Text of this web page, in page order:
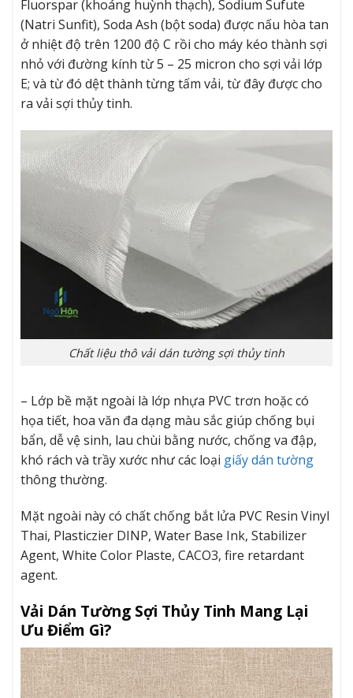
Fluorspar (khoáng huỳnh thạch), Sodium Sufute
(Natri Sunfit), Soda Ash (bột soda) được nấu hòa tan
ở nhiệt độ trên 1200 độ C rồi cho máy kéo thành sợi
nhỏ với đường kính từ 5 – 25 micron cho sợi vải lớp
E; và từ đó dệt thành từng tấm vải, từ đây được cho
ra vải sợi thủy tinh.
Chất liệu thô vải dán tường sợi thủy tinh
– Lớp bề mặt ngoài là lớp nhựa PVC trơn hoặc có
họa tiết, hoa văn đa dạng màu sắc giúp chống bụi
bẩn, dễ vệ sinh, lau chùi bằng nước, chống va đập,
khó rách và trầy xước như các loại giấy dán tường
thông thường.
Mặt ngoài này có chất chống bắt lửa PVC Resin Vinyl
Thai, Plasticzier DINP, Water Base Ink, Stabilizer
Agent, White Color Plaste, CACO3, fire retardant
agent.
Vải Dán Tường Sợi Thủy Tinh Mang Lại
Ưu Điểm Gì?